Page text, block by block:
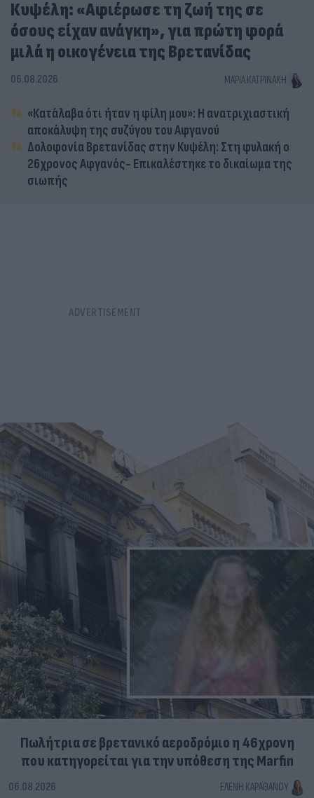
Κυψέλη: «Αφιέρωσε τη ζωή της σε
όσους είχαν ανάγκη», για πρώτη φορά
μιλά η οικογένεια της Βρετανίδας
06.08.2026 ΜΑΡΊΑ ΚΑΤΡΙΝΆΚΗ
«Κατάλαβα ότι ήταν η φίλη μου»: Η ανατριχιαστική
αποκάλυψη της συζύγου του Αφγανού
Δολοφονία Βρετανίδας στην Κυψέλη: Στη φυλακή ο
26χρονος Αφγανός- Επικαλέστηκε το δικαίωμα της
σιωπής
Πωλήτρια σε βρετανικό αεροδρόμιο η 46χρονη
που κατηγορείται για την υπόθεση της Marfin
06.08.2026 ΕΛΈΝΗ ΚΑΡΑΘΆΝΟΥ